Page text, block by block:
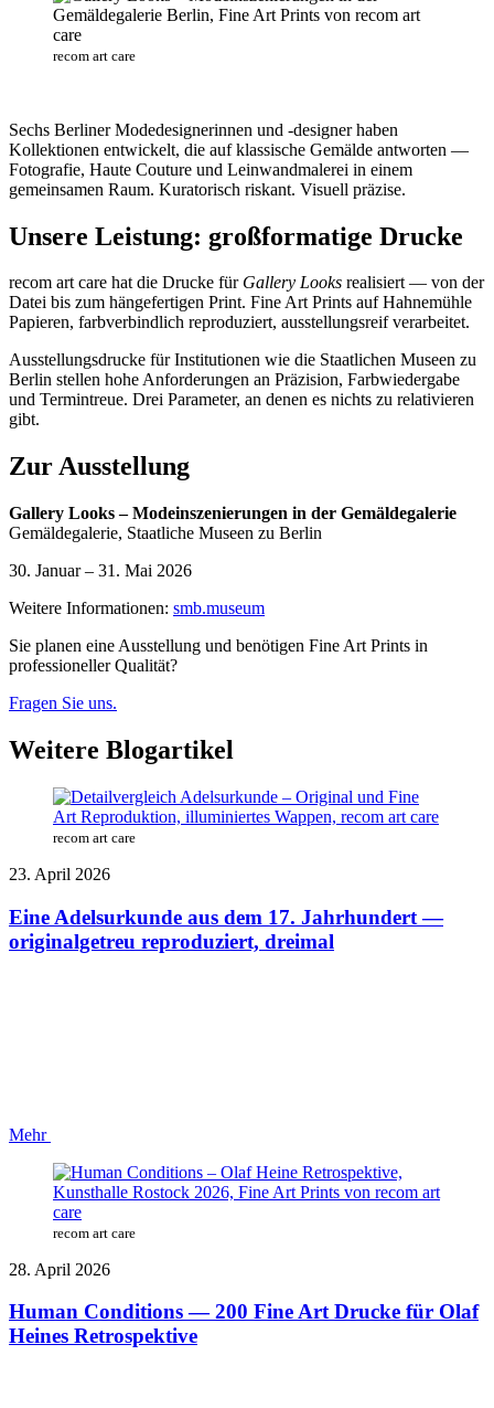
recom art care
Sechs Berliner Modedesignerinnen und -designer haben
Kollektionen entwickelt, die auf klassische Gemälde antworten —
Fotografie, Haute Couture und Leinwandmalerei in einem
gemeinsamen Raum. Kuratorisch riskant. Visuell präzise.
Unsere Leistung: großformatige Drucke
recom art care hat die Drucke für Gallery Looks realisiert — von der
Datei bis zum hängefertigen Print. Fine Art Prints auf Hahnemühle
Papieren, farbverbindlich reproduziert, ausstellungsreif verarbeitet.
Ausstellungsdrucke für Institutionen wie die Staatlichen Museen zu
Berlin stellen hohe Anforderungen an Präzision, Farbwiedergabe
und Termintreue. Drei Parameter, an denen es nichts zu relativieren
gibt.
Zur Ausstellung
Gallery Looks – Modeinszenierungen in der Gemäldegalerie
Gemäldegalerie, Staatliche Museen zu Berlin
30. Januar – 31. Mai 2026
Weitere Informationen: smb.museum
Sie planen eine Ausstellung und benötigen Fine Art Prints in
professioneller Qualität?
Fragen Sie uns.
Weitere Blogartikel
recom art care
23. April 2026
Eine Adelsurkunde aus dem 17. Jahrhundert —
originalgetreu reproduziert, dreimal
Mehr
recom art care
28. April 2026
Human Conditions — 200 Fine Art Drucke für Olaf
Heines Retrospektive